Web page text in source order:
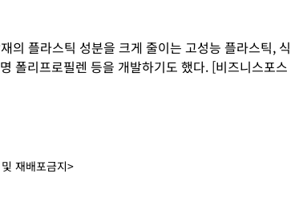
의 플라스틱 성분을 크게 줄이는 고성능 플라스틱, 식
폴리프로필렌 등을 개발하기도 했다. [비즈니스포스
재배포금지>